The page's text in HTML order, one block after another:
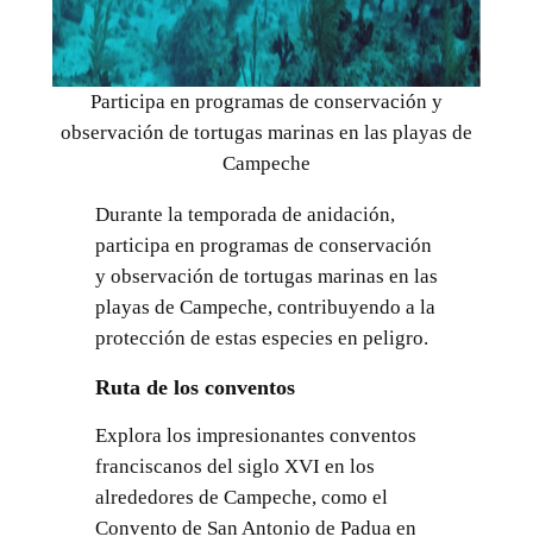
Participa en programas de conservación y
observación de tortugas marinas en las playas de
Campeche
Durante la temporada de anidación,
participa en programas de conservación
y observación de tortugas marinas en las
playas de Campeche, contribuyendo a la
protección de estas especies en peligro.
Ruta de los conventos
Explora los impresionantes conventos
franciscanos del siglo XVI en los
alrededores de Campeche, como el
Convento de San Antonio de Padua en